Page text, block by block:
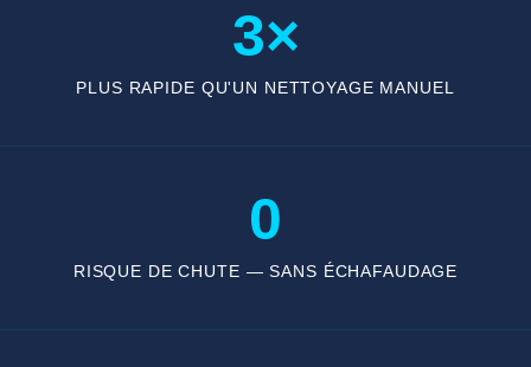
3×
PLUS RAPIDE QU'UN NETTOYAGE MANUEL
0
RISQUE DE CHUTE — SANS ÉCHAFAUDAGE